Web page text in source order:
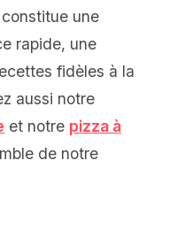
une
rapide, une
fidèles à la
aussi notre
et notre pizza à
de notre